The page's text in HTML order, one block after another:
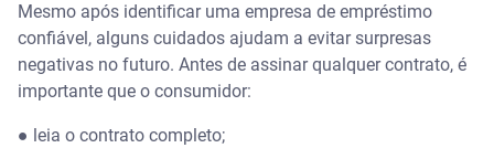
Mesmo após identificar uma empresa de empréstimo
confiável, alguns cuidados ajudam a evitar surpresas
negativas no futuro. Antes de assinar qualquer contrato, é
importante que o consumidor:
● leia o contrato completo;